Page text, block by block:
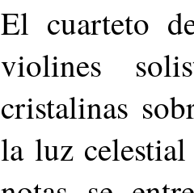
El cuarteto
violines
cristalinas
la luz